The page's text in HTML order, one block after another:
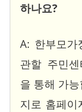
하나요?
A: 한부모가
관할 주민
을 통해 가
지로 홈페이